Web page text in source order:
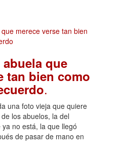
que
tan bien como
.
una foto vieja que quiere
los abuelos, la del
no está, la que llegó
de pasar de mano en